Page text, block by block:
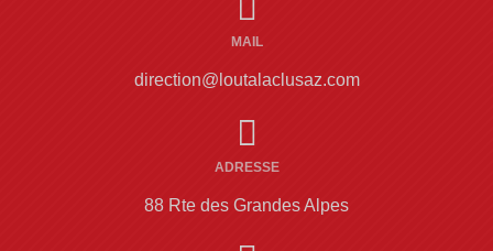
MAIL
direction@loutalaclusaz.com
ADRESSE
88 Rte des Grandes Alpes